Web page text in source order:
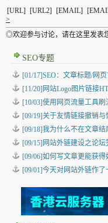
[URL] [URL2] [EMAIL]
>
◎欢迎参与讨论，请在这里发表
SEO专题
[01/17]SEO：文章标题/网
[11/20]网站Logo图片链接
[10/03]使用网页流量工具
[09/19]关于友情链接撤销与
[09/18]我为什么不在文章结
[09/15]网站外链建设之论坛
[09/06]如何写文章更能获得
[09/01]今天对网站外链作